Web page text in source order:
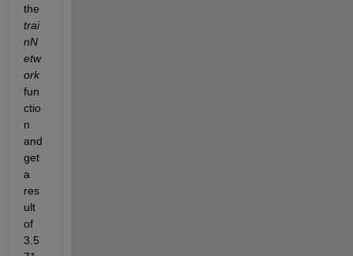
trai
nN
etw
ork
fun
ctio
n
and
get
a
res
ult
of
3.5